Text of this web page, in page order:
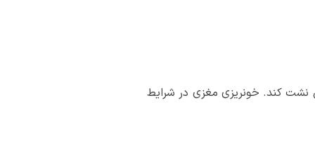
نشت کند. خونریزی مغزی در شرایط